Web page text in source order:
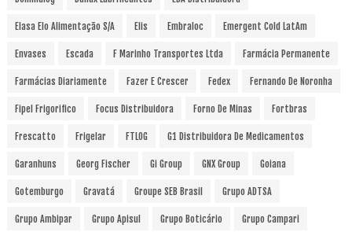
Elasa Elo Alimentação S/A Elis Embraloc Emergent Cold LatAm
Envases Escada F Marinho Transportes Ltda Farmácia Permanente
Farmácias Diariamente Fazer E Crescer Fedex Fernando De Noronha
Fipel Frigorifico Focus Distribuidora Forno De Minas Fortbras
Frescatto Frigelar FTLOG G1 Distribuidora De Medicamentos
Garanhuns Georg Fischer Gi Group GNX Group Goiana
Gotemburgo Gravatá Groupe SEB Brasil Grupo ADTSA
Grupo Ambipar Grupo Apisul Grupo Boticário Grupo Campari